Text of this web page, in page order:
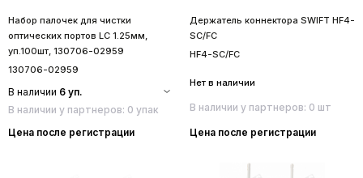
Набор палочек для чистки
оптических портов LC 1.25мм,
уп.100шт, 130706-02959
130706-02959
В наличии 6 уп.
В наличии у партнеров: 0 упак
Цена после регистрации
Держатель коннектора SWIFT HF4-
SC/FC
HF4-SC/FC
Нет в наличии
В наличии у партнеров: 0 шт
Цена после регистрации